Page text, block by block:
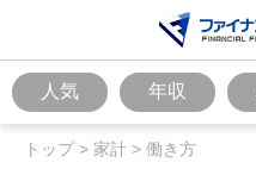
人気 年収
トップ> 家計 > 働き方